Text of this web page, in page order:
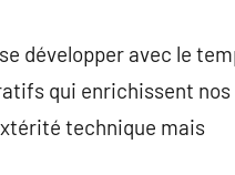
développer avec le
qui enrichissent nos
technique mais